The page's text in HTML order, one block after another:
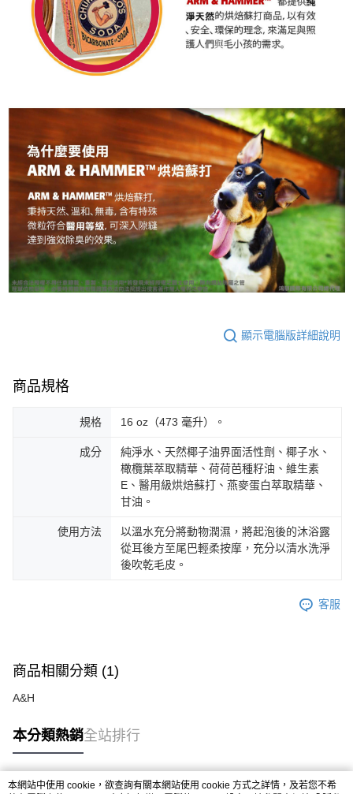
顯示電腦版詳細說明
商品規格
規格 16 oz（473 毫升）。
成分
純淨水、天然椰子油界面活性劑、椰子水、
橄欖葉萃取精華、荷荷芭種籽油、維生素
E、醫用級烘焙蘇打、燕麥蛋白萃取精華、
甘油。
使用方法
以溫水充分將動物潤濕，將起泡後的沐浴露
從耳後方至尾巴輕柔按摩，充分以清水洗淨
後吹乾毛皮。
客服
商品相關分類 (1)
A&H
本分類熱銷全站排行
本網站中使用 cookie，欲查詢有關本網站使用 cookie 方式之詳情，及若您不希